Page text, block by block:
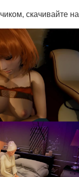
скачивайте